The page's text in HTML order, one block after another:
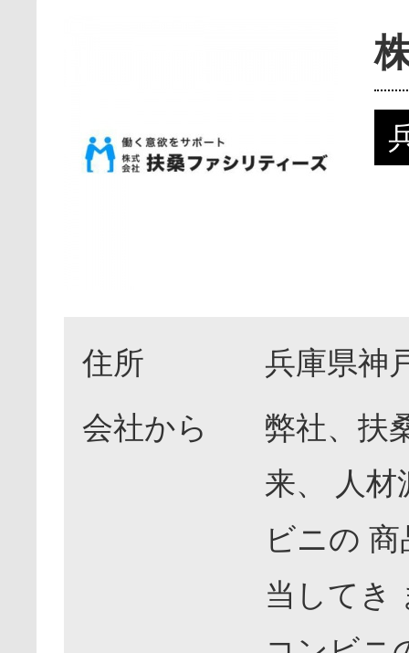
住所
兵庫県神
会社から
弊社、扶
来、 人材
ビニの
当してき